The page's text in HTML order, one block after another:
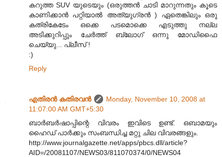
കറുത്ത SUV യുടെയും (ഒരുത്തന്‍ ചാടി മാറുന്നതും കൂടെ
കാണിക്കാന്‍ പറ്റിയാല്‍ അത്യുഗ്രന്‍ ) ഏതെങ്കിലും ഒരു
കത്രികേടേം ഒക്കെ പടമൊക്കെ എടുത്തു നല്ല
അടിക്കുറിപ്പും ചേര്‍ത്ത് ബ്ലോഗ് ഒന്നു മോഡിഫൈ
ചെയ്യു... പ്ലീസ് !
:)
Reply
എതിരന്‍ കതിരവന്‍
Monday, November 10, 2008 at
11:07:00 AM GMT+5:30
ബാര്‍ബര്‍ഷാപ്പിന്റെ വിവരം ഇവിടെ ഉണ്ട്. ഒബാമയും
ഹൈഡ് പാര്‍ക്കും സംബന്ധിച്ച മറ്റു ചില വിവരങ്ങളും.
http://www.journalgazette.net/apps/pbcs.dll/article?
AID=/20081107/NEWS03/811070374/0/NEWS04